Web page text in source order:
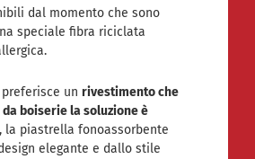
dal momento che sono
speciale fibra riciclata
preferisce unrivestimento che
boiserie la soluzione è
, la piastrella fonoassorbente
elegante e dallo stile